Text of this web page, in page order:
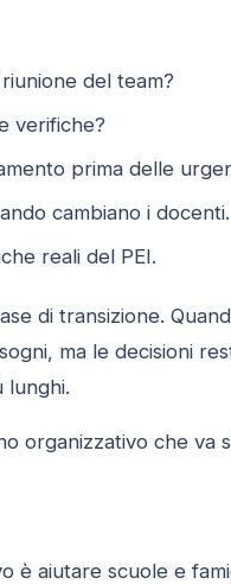
del team?
verifiche?
prima delle
cambiano i docenti.
reali del PEI.
di transizione.
ma le decisioni
lunghi.
organizzativo che va
è aiutare scuole e